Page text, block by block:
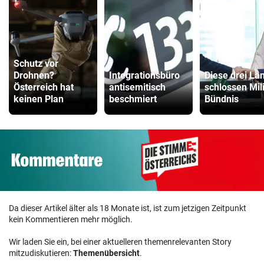
Schutz vor
Drohnen?
Österreich hat
keinen Plan
Integrationsbüro
antisemitisch
beschmiert
Diese drei
schlossen
Bündnis
Da dieser Artikel älter als 18 Monate ist, ist zum jetzigen Zeitpunkt
kein Kommentieren mehr möglich.
Wir laden Sie ein, bei einer aktuelleren themenrelevanten Story
mitzudiskutieren:Themenübersicht.